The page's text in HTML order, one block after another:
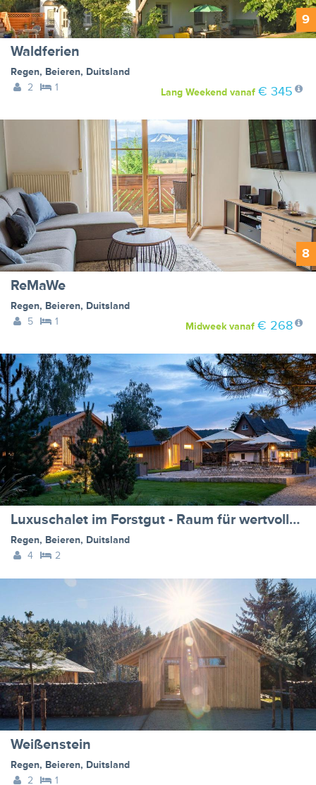
9
Waldferien
Regen, Beieren, Duitsland
2
1 Lang Weekendvanaf € 345
8
ReMaWe
Regen, Beieren, Duitsland
5
1 Midweekvanaf € 268
Luxuschalet im Forstgut - Raum für wertvolle Zeit
Regen, Beieren, Duitsland
4
2
Weißenstein
Regen, Beieren, Duitsland
2
1